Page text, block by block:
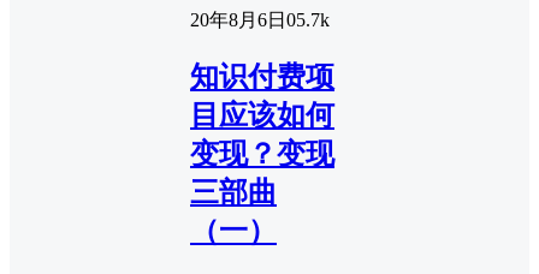
20年8月6日 05.7k
知识付费项
目应该如何
变现？变现
三部曲
（一）